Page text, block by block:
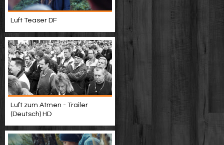
Luft Teaser DF
Luft zum Atmen - Trailer
(Deutsch) HD